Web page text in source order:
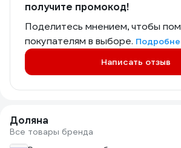
получите промокод!
Поделитесь мнением, чтобы
покупателям в выборе.
Написать отзыв
Доляна
Все товары бренда